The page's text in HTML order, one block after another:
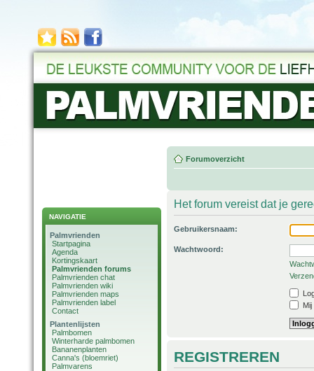
NAVIGATIE
Palmvrienden
Startpagina
Agenda
Kortingskaart
Palmvrienden forums
Palmvrienden chat
Palmvrienden wiki
Palmvrienden maps
Palmvrienden label
Contact
Plantenlijsten
Palmbomen
Winterharde palmbomen
Bananenplanten
Canna's (bloemriet)
Palmvarens
Forumoverzicht
Het forum vereist dat je
Gebruikersnaam:
Wachtwoord:
REGISTREREN